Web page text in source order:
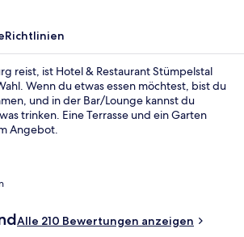
Richtlinien
reist, ist Hotel & Restaurant Stümpelstal
Wenn du etwas essen möchtest, bist du
und in der Bar/Lounge kannst du
trinken. Eine Terrasse und ein Garten
Angebot.
Alle 210 Bewertungen anzeigen